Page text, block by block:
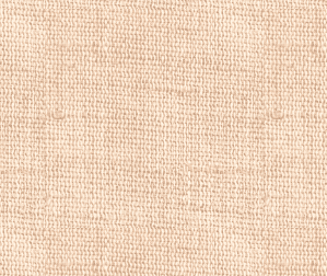
суммы, чтобы
сопровождении
лагерь и
виды терасс.
буря, которая
район в октябре
разрушения.
Чарльз